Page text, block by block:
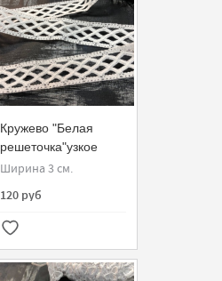
Кружево "Белая
решеточка"узкое
Ширина 3 см.
120 руб